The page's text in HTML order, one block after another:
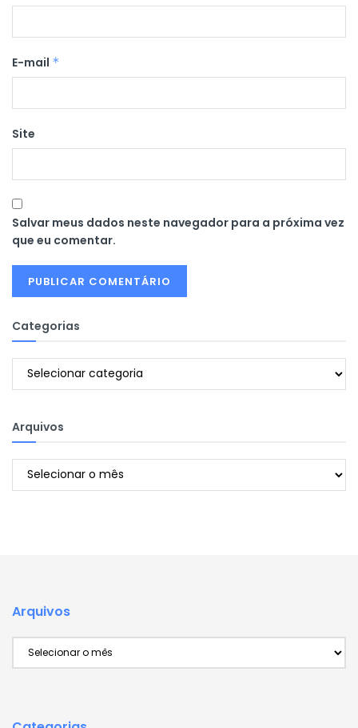
E-mail *
Site
Salvar meus dados neste navegador para a próxima vez
que eu comentar.
Categorias
Categorias
Arquivos
Arquivos
Arquivos